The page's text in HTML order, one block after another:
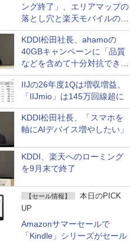
ング終了」、エリアマップの
落とし穴と楽天モバイルの課
題
KDDI松田社長、ahamoの
40GBキャンペーンに「品質
などを含めて十分対抗でき
る」
IIJの26年度1Qは増収増益、
「IIJmio」は145万回線超に
KDDI松田社長、「スマホを
軸にAIデバイス増やしたい」
KDDI、楽天へのローミング
を9月末で終了
【セール情報】
本日のPICK
UP
Amazonサマーセールで
「Kindle」シリーズがセール